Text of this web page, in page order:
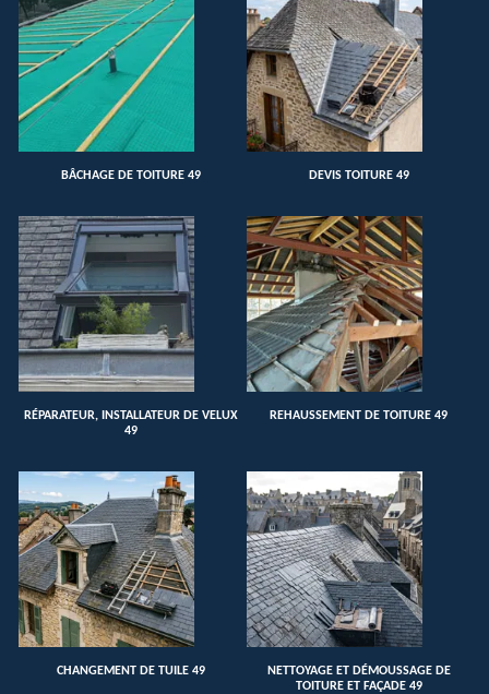
BÂCHAGE DE TOITURE 49 DEVIS TOITURE 49
RÉPARATEUR, INSTALLATEUR DE VELUX
49
REHAUSSEMENT DE TOITURE 49
CHANGEMENT DE TUILE 49
NETTOYAGE ET DÉMOUSSAGE DE
TOITURE ET FAÇADE 49